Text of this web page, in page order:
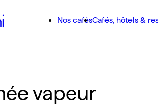
Nos cafésCafés, hôtels &
vapeur